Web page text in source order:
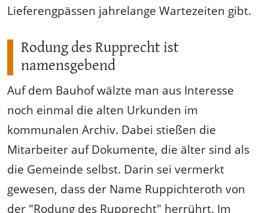
Lieferengpässen jahrelange Wartezeiten gibt.
Rodung des Rupprecht ist
namensgebend
Auf dem Bauhof wälzte man aus Interesse
noch einmal die alten Urkunden im
kommunalen Archiv. Dabei stießen die
Mitarbeiter auf Dokumente, die älter sind als
die Gemeinde selbst. Darin sei vermerkt
gewesen, dass der Name Ruppichteroth von
der "Rodung des Rupprecht" herrührt. Im